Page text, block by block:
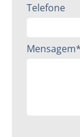
Telefone
Mensagem*